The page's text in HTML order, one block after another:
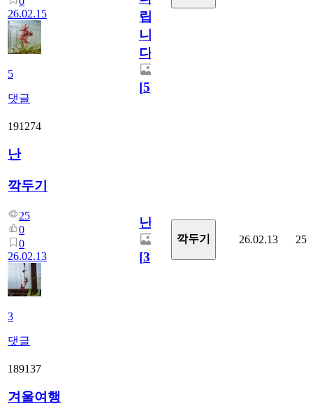
26.02.15
5
댓글
립
니
다.
[5]
191274
난
깍두기
25
0
0
26.02.13
3
댓글
난
[3]
깍두기 26.02.13 25
189137
겨울여행